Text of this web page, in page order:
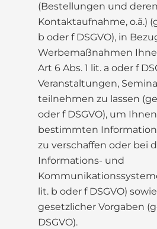
(Bestellungen und
Kontaktaufnahme, o.ä.)
b oder f DSGVO), in
Werbemaßnahmen
Art 6 Abs. 1 lit. a oder f
Veranstaltungen,
teilnehmen zu lassen
oder f DSGVO), um
bestimmten
zu verschaffen oder bei
Informations- und
lit. b oder f DSGVO)
gesetzlicher Vorgaben
DSGVO).